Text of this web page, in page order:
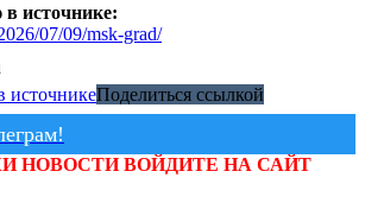
источнике:
07/09/msk-grad/
источникеПоделиться ссылкой
НОВОСТИ ВОЙДИТЕ НА САЙТ